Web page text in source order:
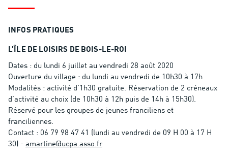
INFOS PRATIQUES
L’ÎLE DE LOISIRS DE BOIS-LE-ROI
Dates : du lundi 6 juillet au vendredi 28 août 2020
Ouverture du village : du lundi au vendredi de 10h30 à 17h
Modalités : activité d’1h30 gratuite. Réservation de 2 créneaux
d’activité au choix (de 10h30 à 12h puis de 14h à 15h30).
Réservé pour les groupes de jeunes franciliens et
franciliennes.
Contact : 06 79 98 47 41 (lundi au vendredi de 09 H 00 à 17 H
30) - amartine@ucpa.asso.fr